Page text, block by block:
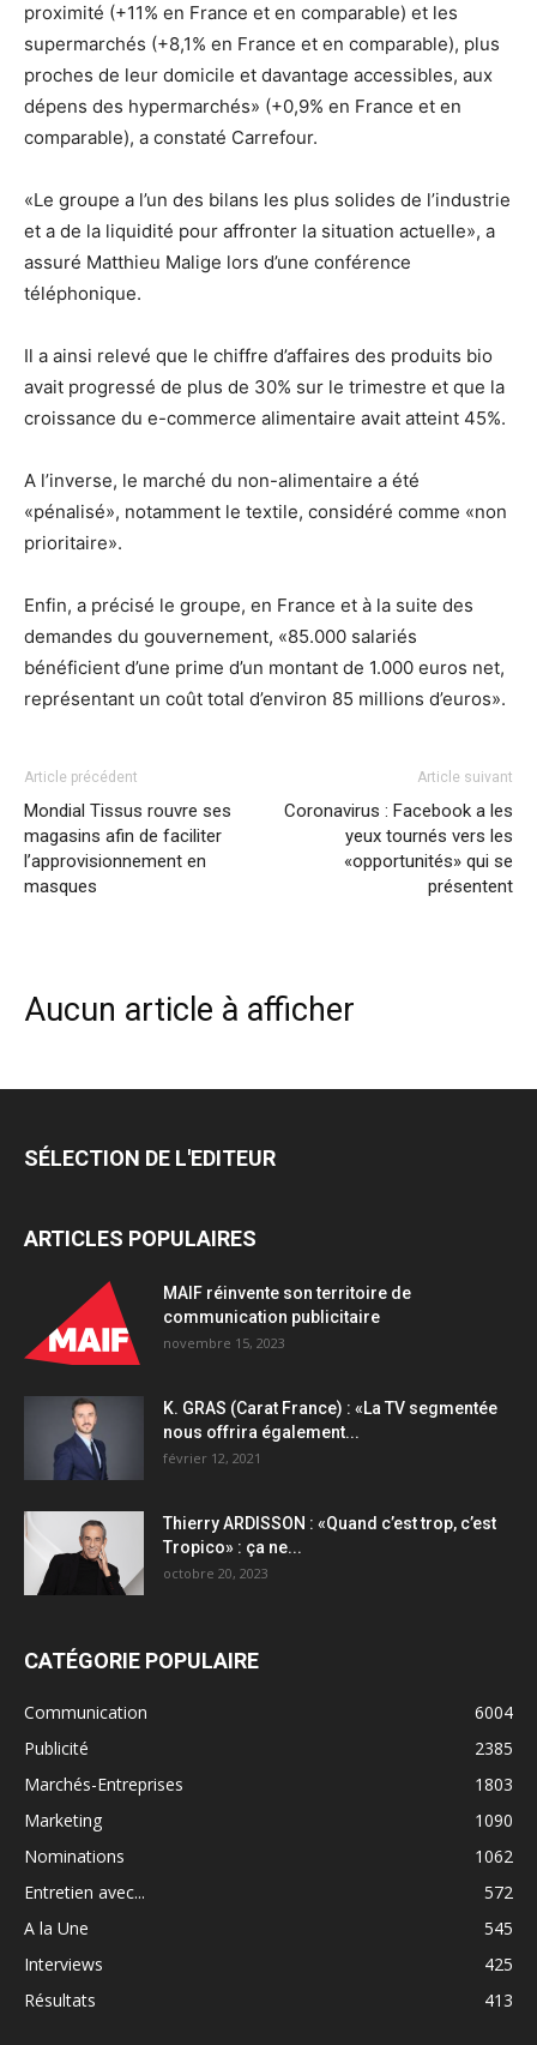
proximité (+11% en France et en comparable) et les
supermarchés (+8,1% en France et en comparable), plus
proches de leur domicile et davantage accessibles, aux
dépens des hypermarchés» (+0,9% en France et en
comparable), a constaté Carrefour.
«Le groupe a l’un des bilans les plus solides de l’industrie
et a de la liquidité pour affronter la situation actuelle», a
assuré Matthieu Malige lors d’une conférence
téléphonique.
Il a ainsi relevé que le chiffre d’affaires des produits bio
avait progressé de plus de 30% sur le trimestre et que la
croissance du e-commerce alimentaire avait atteint 45%.
A l’inverse, le marché du non-alimentaire a été
«pénalisé», notamment le textile, considéré comme «non
prioritaire».
Enfin, a précisé le groupe, en France et à la suite des
demandes du gouvernement, «85.000 salariés
bénéficient d’une prime d’un montant de 1.000 euros net,
représentant un coût total d’environ 85 millions d’euros».
Article précédent
Mondial Tissus rouvre ses
magasins afin de faciliter
l’approvisionnement en
masques
Article suivant
Coronavirus : Facebook a les
yeux tournés vers les
«opportunités» qui se
présentent
Aucun article à afficher
SÉLECTION DE L'EDITEUR
ARTICLES POPULAIRES
MAIF réinvente son territoire de
communication publicitaire
novembre 15, 2023
K. GRAS (Carat France) : «La TV segmentée
nous offrira également...
février 12, 2021
Thierry ARDISSON : «Quand c’est trop, c’est
Tropico» : ça ne...
octobre 20, 2023
CATÉGORIE POPULAIRE
Communication
6004
Publicité
2385
Marchés-Entreprises
1803
Marketing
1090
Nominations
1062
Entretien avec...
572
A la Une
545
Interviews
425
Résultats
413